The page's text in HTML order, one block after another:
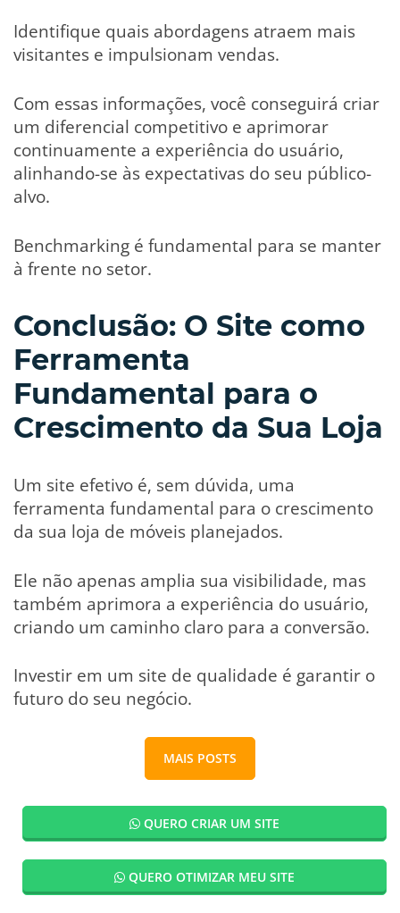
Identifique quais abordagens atraem mais
visitantes e impulsionam vendas.
Com essas informações, você conseguirá criar
um diferencial competitivo e aprimorar
continuamente a experiência do usuário,
alinhando-se às expectativas do seu público-
alvo.
Benchmarking é fundamental para se manter
à frente no setor.
Conclusão: O Site como
Ferramenta
Fundamental para o
Crescimento da Sua Loja
Um site efetivo é, sem dúvida, uma
ferramenta fundamental para o crescimento
da sua loja de móveis planejados.
Ele não apenas amplia sua visibilidade, mas
também aprimora a experiência do usuário,
criando um caminho claro para a conversão.
Investir em um site de qualidade é garantir o
futuro do seu negócio.
MAIS POSTS
QUERO CRIAR UM SITE
QUERO OTIMIZAR MEU SITE